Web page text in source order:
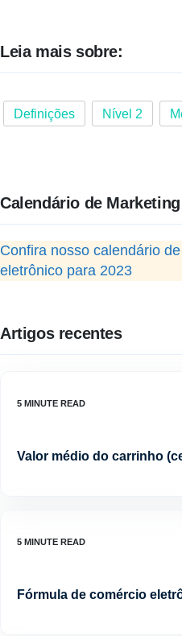
Leia mais sobre:
Definições Nível 2
Calendário de Marketing
Confira nosso calendário
eletrônico para 2023
Artigos recentes
Valor médio do carrinho
Fórmula de comércio